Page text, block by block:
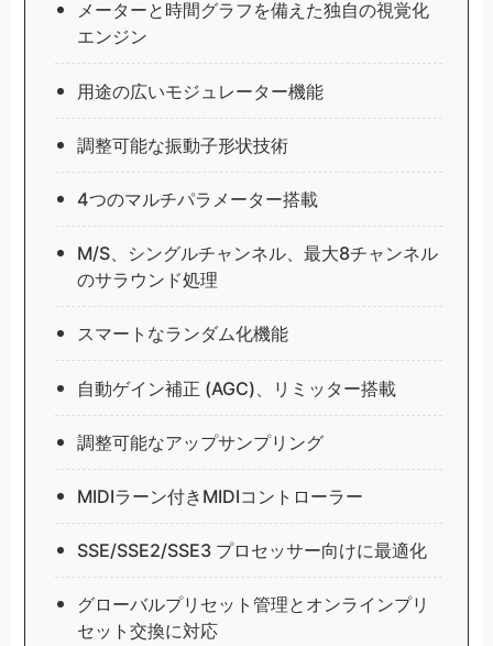
メーターと時間グラフを備えた独自の視覚化
エンジン
用途の広いモジュレーター機能
調整可能な振動子形状技術
4つのマルチパラメーター搭載
M/S、シングルチャンネル、最大8チャンネル
のサラウンド処理
スマートなランダム化機能
自動ゲイン補正 (AGC)、リミッター搭載
調整可能なアップサンプリング
MIDIラーン付きMIDIコントローラー
SSE/SSE2/SSE3 プロセッサー向けに最適化
グローバルプリセット管理とオンラインプリ
セット交換に対応